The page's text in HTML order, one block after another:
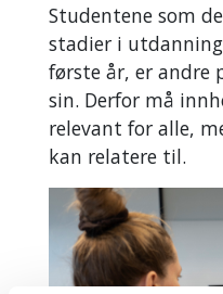
Studentene som
stadier i
første år, er andre
sin. Derfor må
relevant for alle,
kan relatere til.